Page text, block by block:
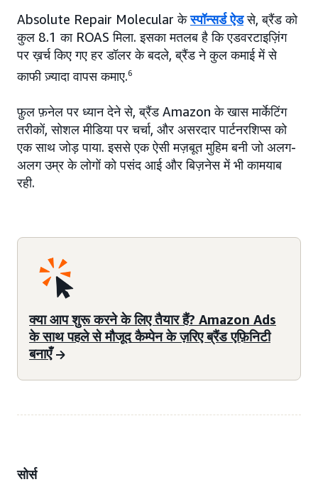
Absolute Repair Molecular केस्पॉन्सर्ड ऐडसे, ब्रैंड को
कुल 8.1 का ROAS मिला. इसका मतलब है कि एडवरटाइज़िंग
पर ख़र्च किए गए हर डॉलर के बदले, ब्रैंड ने कुल कमाई में से
काफी ज़्यादा वापस कमाए.6
फ़ुल फ़नेल पर ध्यान देने से, ब्रैंड Amazon के खास मार्केटिंग
तरीकों, सोशल मीडिया पर चर्चा, और असरदार पार्टनरशिप्स को
एक साथ जोड़ पाया. इससे एक ऐसी मज़बूत मुहिम बनी जो अलग-
अलग उम्र के लोगों को पसंद आई और बिज़नेस में भी कामयाब
रही.
क्या आप शुरू करने के लिए तैयार हैं? Amazon Ads
के साथ पहले से मौजूद कैम्पेन के ज़रिए ब्रैंड एफ़िनिटी
बनाएँ
सोर्स